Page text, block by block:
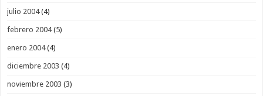
julio 2004(4)
febrero 2004(5)
enero 2004(4)
diciembre 2003 (4)
noviembre 2003 (3)